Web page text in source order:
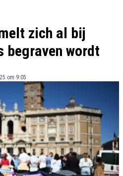
zich al bij
begraven wordt
om 9:05